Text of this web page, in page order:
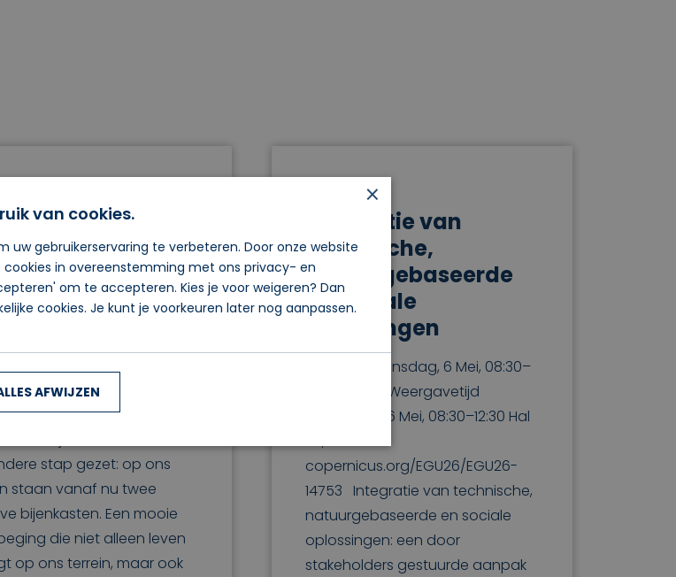
draagt bij
biodiversiteit
eigen
verder dan energiezuinige
Daarom
stap gezet: op ons
staan vanaf nu twee
bijenkasten. Een mooie
die niet alleen leven
op ons terrein, maar ook
06.04.2026
Integratie van
technische,
natuurgebaseerde
en sociale
oplossingen
Poster | Woensdag, 6 Mei, 08:30–
10:15 (CEST), Weergavetijd
woensdag, 6 Mei, 08:30–12:30 Hal
X4, X4.94
copernicus.org/EGU26/EGU26-
14753 Integratie van technische,
natuurgebaseerde en sociale
oplossingen: een door
stakeholders gestuurde aanpak
×
van cookies.
uw gebruikerservaring te verbeteren. Door onze website
in overeenstemming met ons privacy- en
om te accepteren. Kies je voor weigeren? Dan
cookies. Je kunt je voorkeuren later nog aanpassen.
AFWIJZEN